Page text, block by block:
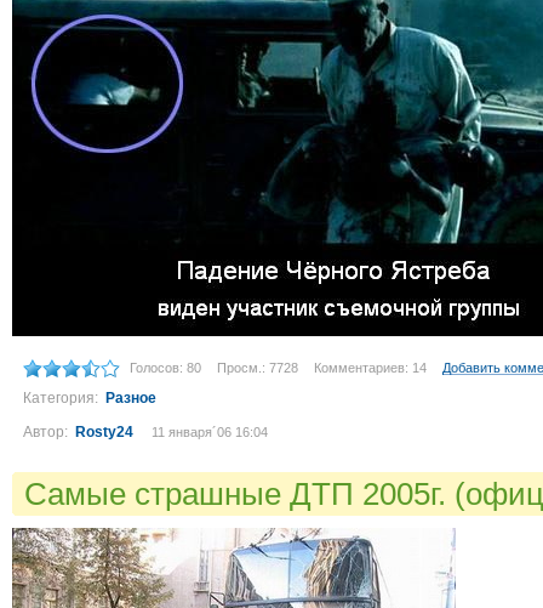
Голосов: 80 Просм.: 7728 Комментариев: 14 Добавить
Категория: Разное
Автор: Rosty24 11 января´06 16:04
Самые страшные ДТП 2005г.